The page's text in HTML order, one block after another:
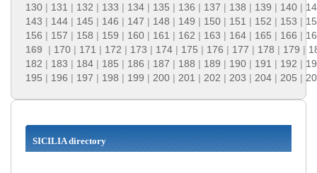
130 | 131 | 132 | 133 | 134 | 135 | 136 | 137 | 138 | 139 | 140 |
143 | 144 | 145 | 146 | 147 | 148 | 149 | 150 | 151 | 152 | 153 |
156 | 157 | 158 | 159 | 160 | 161 | 162 | 163 | 164 | 165 | 166 |
169 | 170 | 171 | 172 | 173 | 174 | 175 | 176 | 177 | 178 | 179 |
182 | 183 | 184 | 185 | 186 | 187 | 188 | 189 | 190 | 191 | 192 |
195 | 196 | 197 | 198 | 199 | 200 | 201 | 202 | 203 | 204 | 205 |
SICILIA directory